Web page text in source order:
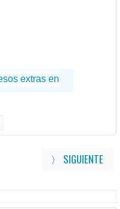
〉 SIGUIENTE